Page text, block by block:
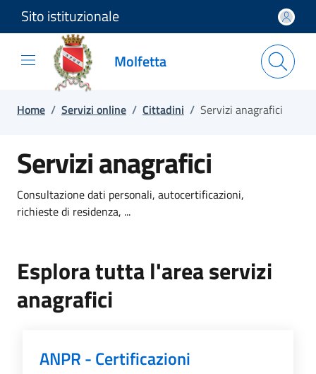
Salta e vai al contenuto
Salta e vai al footer
Sito istituzionale
Molfetta
Home / Servizi online / Cittadini / Servizi anagrafici
Servizi anagrafici
Consultazione dati personali, autocertificazioni,
richieste di residenza, ...
Esplora tutta l'area servizi
anagrafici
ANPR - Certificazioni